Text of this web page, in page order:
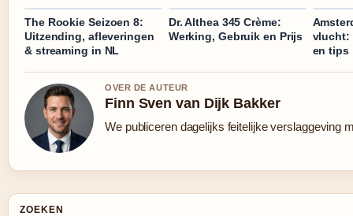
The Rookie Seizoen 8:
Uitzending, afleveringen
& streaming in NL
Dr. Althea 345 Crème:
Werking, Gebruik en Prijs
vlucht:
en tips
OVER DE AUTEUR
Finn Sven van Dijk Bakker
We publiceren dagelijks feitelijke verslaggeving
ZOEKEN